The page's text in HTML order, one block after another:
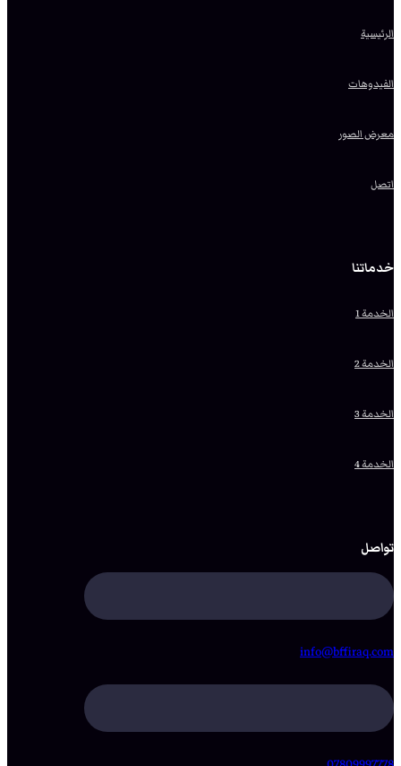
الرئيسية
الفيدوهات
معرض الصور
اتصل
خدماتنا
الخدمة 1
الخدمة 2
الخدمة 3
الخدمة 4
تواصل
info@bffiraq.com